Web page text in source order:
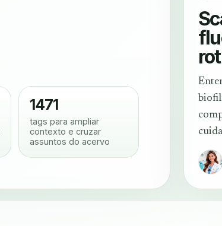
1471
tags para ampliar
contexto e cruzar
assuntos do acervo